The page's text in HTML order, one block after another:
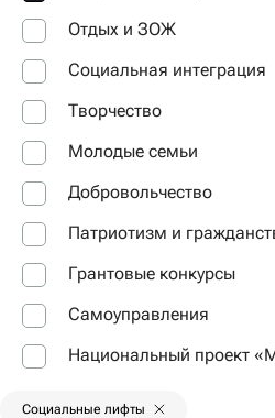
Отдых и ЗОЖ
Социальная интеграция
Творчество
Молодые семьи
Добровольчество
Патриотизм и
Грантовые конкурсы
Самоуправления
Национальный проект
Социальные лифты